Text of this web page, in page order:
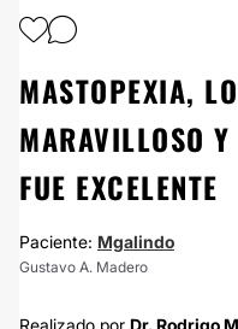
MASTOPEXIA,
MARAVILLOSO
FUE EXCELENTE
Paciente: Mgalindo
Gustavo A. Madero
Realizado por Dr. Rodrigo